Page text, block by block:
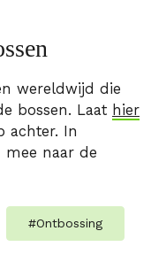
wereldwijd die
bossen. Laat hier
achter. In
naar de
#Ontbossing